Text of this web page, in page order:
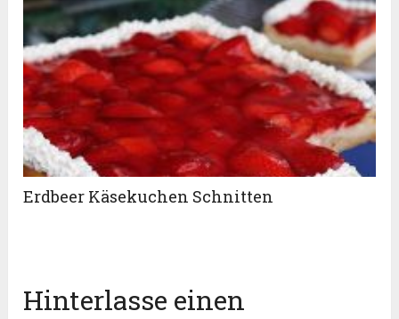
Erdbeer Käsekuchen Schnitten
Hinterlasse einen